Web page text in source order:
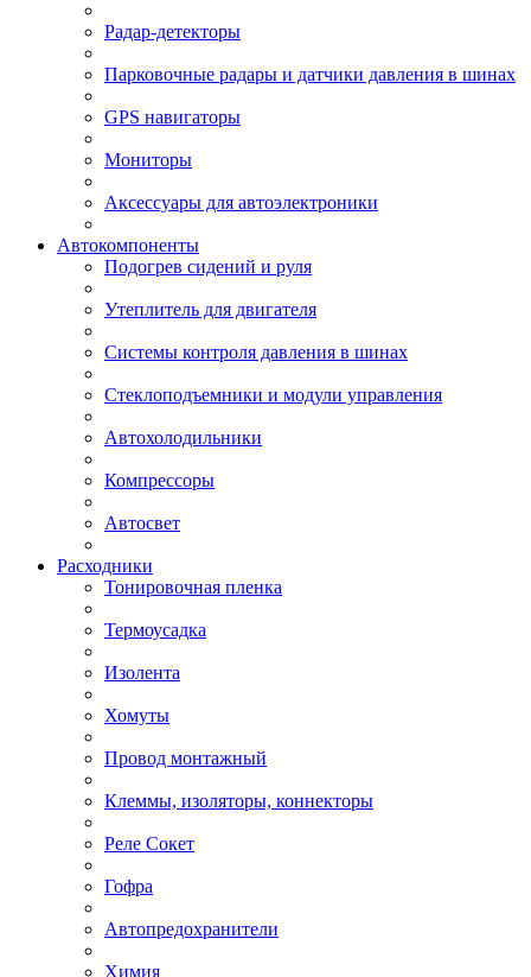
Радар-детекторы
Парковочные радары и датчики давления в шинах
GPS навигаторы
Мониторы
Аксессуары для автоэлектроники
Автокомпоненты
Подогрев сидений и руля
Утеплитель для двигателя
Системы контроля давления в шинах
Стеклоподъемники и модули управления
Автохолодильники
Компрессоры
Автосвет
Расходники
Тонировочная пленка
Термоусадка
Изолента
Хомуты
Провод монтажный
Клеммы, изоляторы, коннекторы
Реле Сокет
Гофра
Автопредохранители
Химия